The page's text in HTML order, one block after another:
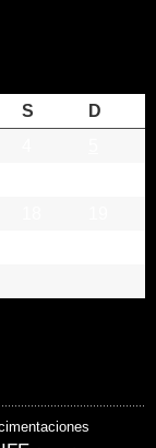
S
D